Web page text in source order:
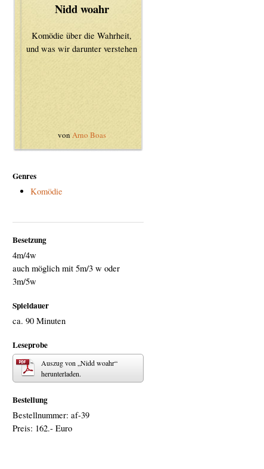
Nidd woahr
Komödie über die Wahrheit,
und was wir darunter verstehen
von Arno Boas
Genres
Komödie
Besetzung
4m/4w
auch möglich mit 5m/3 w oder
3m/5w
Spieldauer
ca. 90 Minuten
Leseprobe
Auszug von „Nidd woahr“
herunterladen.
Bestellung
Bestellnummer: af-39
Preis: 162.- Euro